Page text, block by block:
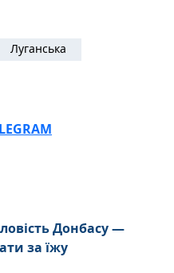
Луганська
Донбасу —
за їжу